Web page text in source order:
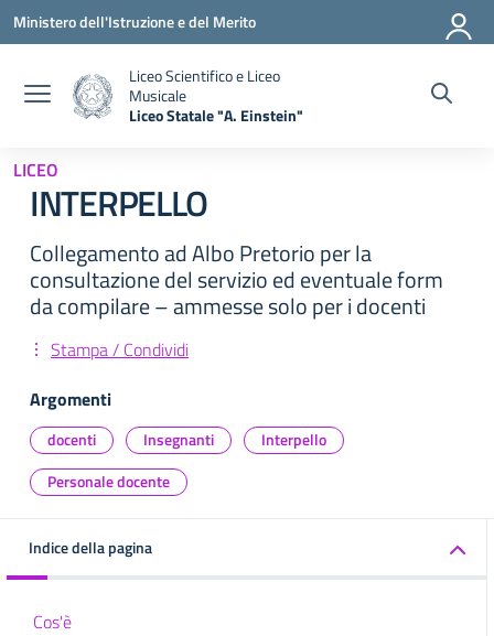
Vai ai contenuti
Vai al menu di navigazione
Vai al footer
Ministero dell'Istruzione e del Merito
Liceo Scientifico e Liceo
Musicale
Liceo Statale "A. Einstein"
LICEO
INTERPELLO
Collegamento ad Albo Pretorio per la
consultazione del servizio ed eventuale form
da compilare – ammesse solo per i docenti
Stampa / Condividi
Argomenti
docenti Insegnanti
Interpello
Personale docente
Indice della pagina
Cos'è